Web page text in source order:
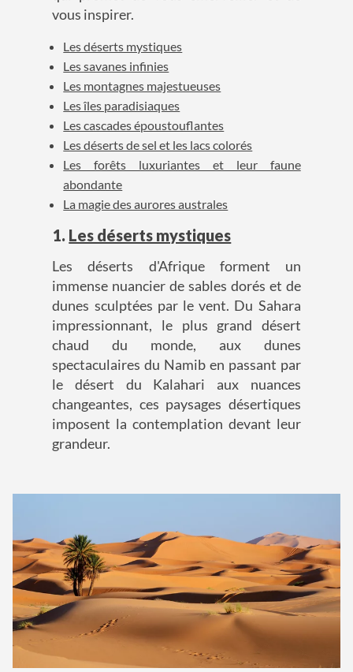
vous inspirer.
Les déserts mystiques
Les savanes infinies
Les montagnes majestueuses
Les îles paradisiaques
Les cascades époustouflantes
Les déserts de sel et les lacs colorés
Les forêts luxuriantes et leur faune
abondante
La magie des aurores australes
1. Les déserts mystiques
Les déserts d'Afrique forment un
immense nuancier de sables dorés et de
dunes sculptées par le vent. Du Sahara
impressionnant, le plus grand désert
chaud du monde, aux dunes
spectaculaires du Namib en passant par
le désert du Kalahari aux nuances
changeantes, ces paysages désertiques
imposent la contemplation devant leur
grandeur.